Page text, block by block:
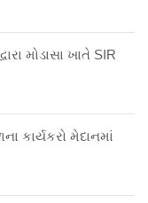
મોડાસા ખાતે SIR
કાર્યકરો મેદાનમાં